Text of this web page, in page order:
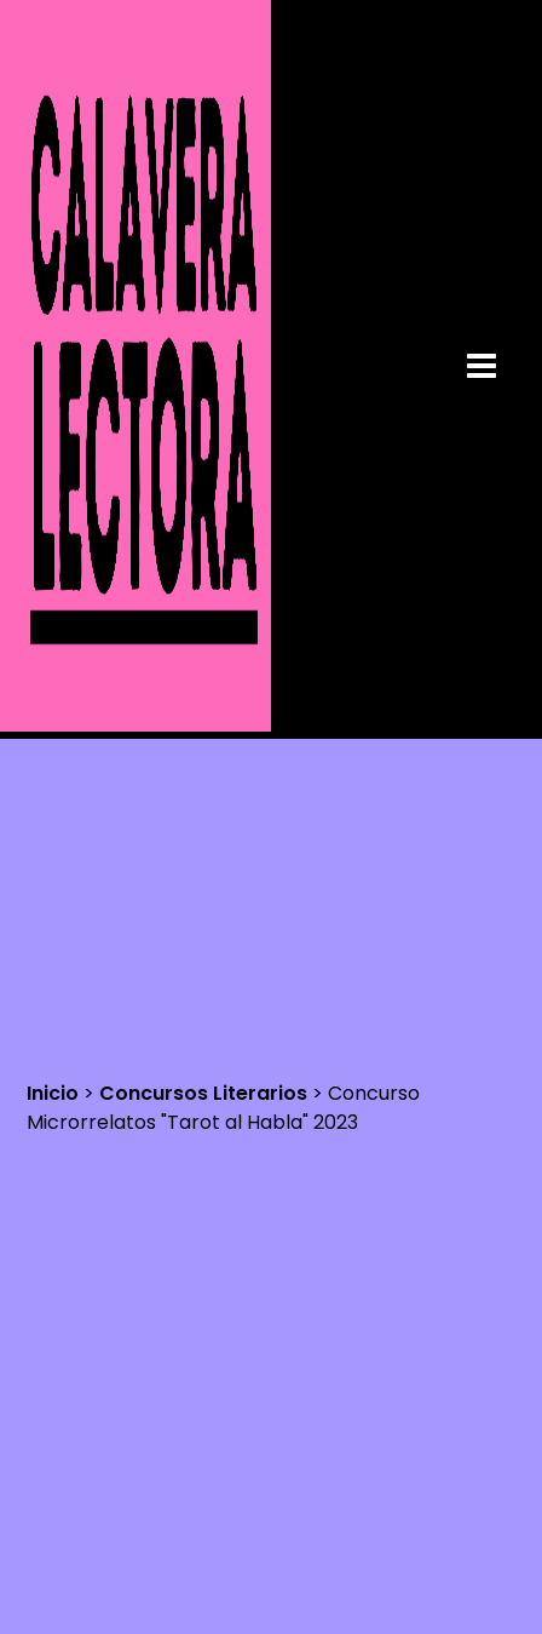
Inicio > Concursos Literarios >Concurso
Microrrelatos "Tarot al Habla" 2023